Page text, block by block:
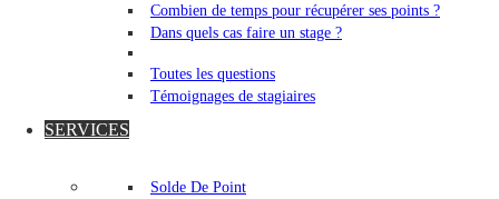
Combien de temps pour récupérer ses points ?
Dans quels cas faire un stage ?
Toutes les questions
Témoignages de stagiaires
SERVICES
Solde De Point